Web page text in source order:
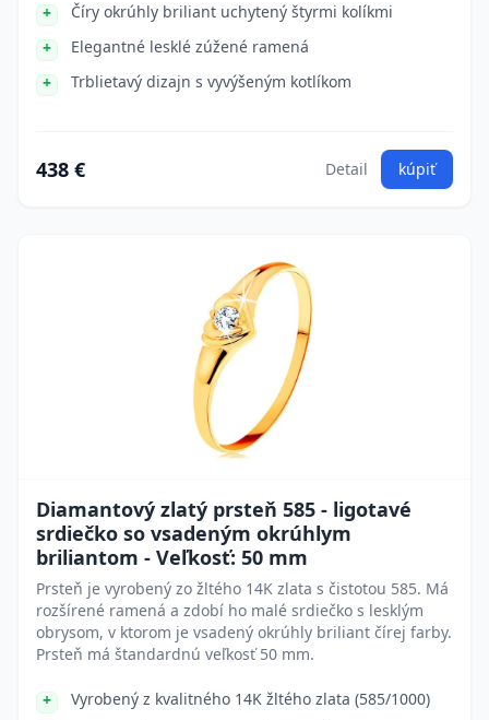
Číry okrúhly briliant uchytený štyrmi kolíkmi
Elegantné lesklé zúžené ramená
Trblietavý dizajn s vyvýšeným kotlíkom
438 € Detail kúpiť
Diamantový zlatý prsteň 585 - ligotavé
srdiečko so vsadeným okrúhlym
briliantom - Veľkosť: 50 mm
Prsteň je vyrobený zo žltého 14K zlata s čistotou 585. Má
rozšírené ramená a zdobí ho malé srdiečko s lesklým
obrysom, v ktorom je vsadený okrúhly briliant čírej farby.
Prsteň má štandardnú veľkosť 50 mm.
Vyrobený z kvalitného 14K žltého zlata (585/1000)